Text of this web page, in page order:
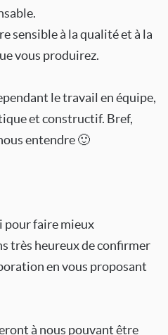
sensible à la qualité et à la
vous produirez.
le travail en équipe,
et constructif. Bref,
entendre 🙂
pour faire mieux
très heureux de confirmer
en vous proposant
à nous pouvant être